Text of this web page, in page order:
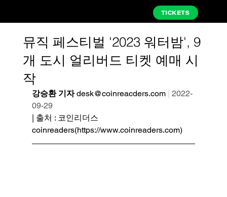
TICKETS
뮤직 페스티벌 '2023 워터밤', 9
개 도시 얼리버드 티켓 예매 시
작
강승환 기자 desk@coinreacders.com | 2022-
09-29
| 출처 : 코인리더스
coinreaders(https://www.coinreaders.com)